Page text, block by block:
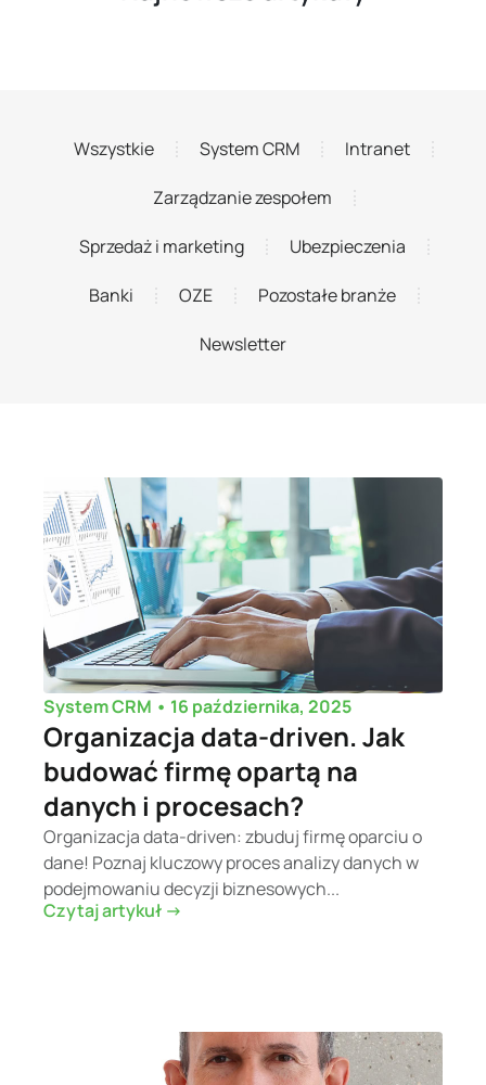
Wszystkie System CRM Intranet
Zarządzanie zespołem
Sprzedaż i marketing Ubezpieczenia
Banki OZE Pozostałe branże
Newsletter
System CRM • 16 października, 2025
Organizacja data-driven. Jak
budować firmę opartą na
danych i procesach?
Organizacja data-driven: zbuduj firmę oparciu o
dane! Poznaj kluczowy proces analizy danych w
podejmowaniu decyzji biznesowych...
Czytaj artykuł ->